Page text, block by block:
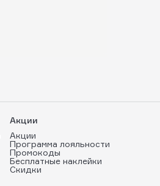
Акции
Акции
Программа лояльности
Промокоды
Бесплатные наклейки
Скидки